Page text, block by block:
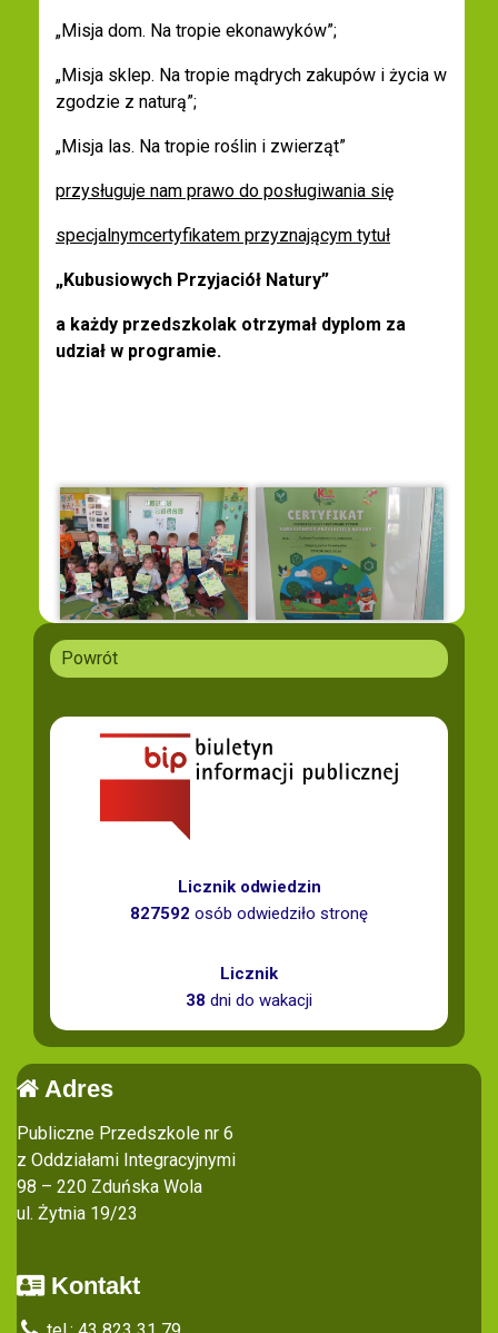
„Misja dom. Na tropie ekonawyków”;
„Misja sklep. Na tropie mądrych zakupów i życia w
zgodzie z naturą”;
„Misja las. Na tropie roślin i zwierząt”
przysługuje nam prawo do posługiwania się
specjalnymcertyfikatem przyznającym tytuł
„Kubusiowych Przyjaciół Natury”
a każdy przedszkolak otrzymał dyplom za
udział w programie.
Powrót
Licznik odwiedzin
827592 osób odwiedziło stronę
Licznik
38 dni do wakacji
Adres
Publiczne Przedszkole nr 6
z Oddziałami Integracyjnymi
98 – 220 Zduńska Wola
ul. Żytnia 19/23
Kontakt